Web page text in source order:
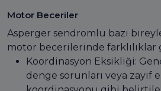
Motor Beceriler
Asperger sendromlu bazı
motor becerilerinde
Koordinasyon Eksikliği:
denge sorunları veya zayıf